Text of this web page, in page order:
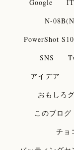
Google
IT
N-
PowerShot
SNS
アイデア
おもしろ
このブログ
チョ